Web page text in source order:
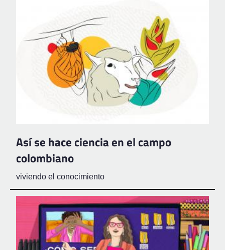
Así se hace ciencia en el campo
colombiano
viviendo el conocimiento